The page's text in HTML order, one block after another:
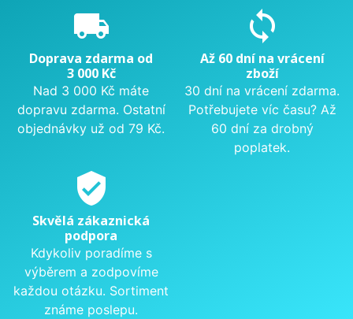
local_shipping
Doprava zdarma od
3 000 Kč
Nad 3 000 Kč máte
dopravu zdarma. Ostatní
objednávky už od 79 Kč.
sync
Až 60 dní na vrácení
zboží
30 dní na vrácení zdarma.
Potřebujete víc času? Až
60 dní za drobný
poplatek.
verified_user
Skvělá zákaznická
podpora
Kdykoliv poradíme s
výběrem a zodpovíme
každou otázku. Sortiment
známe poslepu.